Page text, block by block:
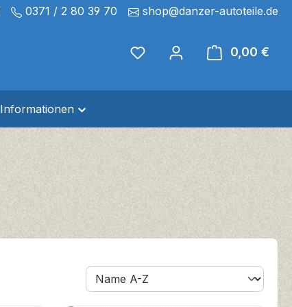
0371 / 2 80 39 70 shop@danzer-autoteile.de
Du hast 0 Produkte auf
0,00 €
Informationen